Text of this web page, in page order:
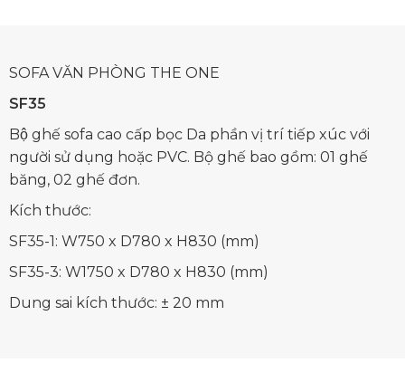
SOFA VĂN PHÒNG THE ONE
SF35
Bộ ghế sofa cao cấp bọc Da phần vị trí tiếp xúc với
người sử dụng hoặc PVC. Bộ ghế bao gồm: 01 ghế
băng, 02 ghế đơn.
Kích thước:
SF35-1: W750 x D780 x H830 (mm)
SF35-3: W1750 x D780 x H830 (mm)
Dung sai kích thước: ± 20 mm